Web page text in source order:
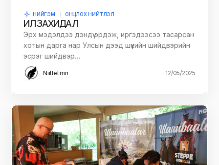
НИЙГЭМ ОНЦЛОХ НИЙТЛЭЛ
ИЛ ЗАХИДАЛ
Эрх мэдэлдээ дэндүү эрдэж, иргэдээсээ тасарсан
хотын дарга нар Улсын дээд шүүхийн шийдвэрийн
эсрэг шийдвэр…
Niitlel.mn 12/05/2025